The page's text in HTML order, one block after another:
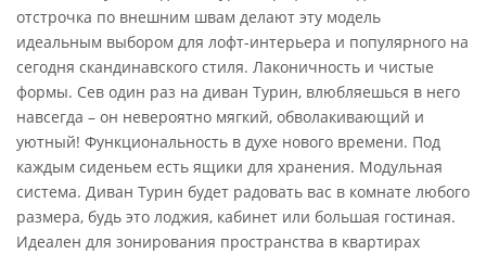
отстрочка по внешним швам делают эту модель
идеальным выбором для лофт-интерьера и популярного на
сегодня скандинавского стиля. Лаконичность и чистые
формы. Сев один раз на диван Турин, влюбляешься в него
навсегда – он невероятно мягкий, обволакивающий и
уютный! Функциональность в духе нового времени. Под
каждым сиденьем есть ящики для хранения. Модульная
система. Диван Турин будет радовать вас в комнате любого
размера, будь это лоджия, кабинет или большая гостиная.
Идеален для зонирования пространства в квартирах